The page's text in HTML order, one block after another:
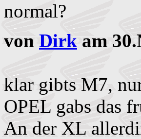
normal?
von Dirk am
klar gibts M7,
OPEL gabs das
An der XL